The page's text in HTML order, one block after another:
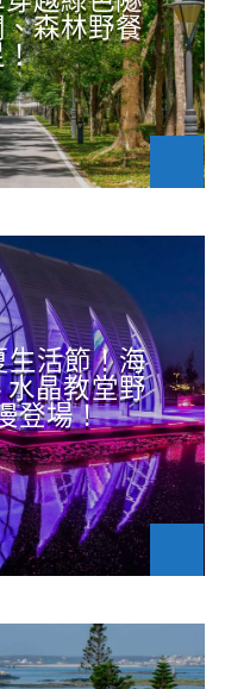
森林野餐
生活節！海
晶教堂野
登場！